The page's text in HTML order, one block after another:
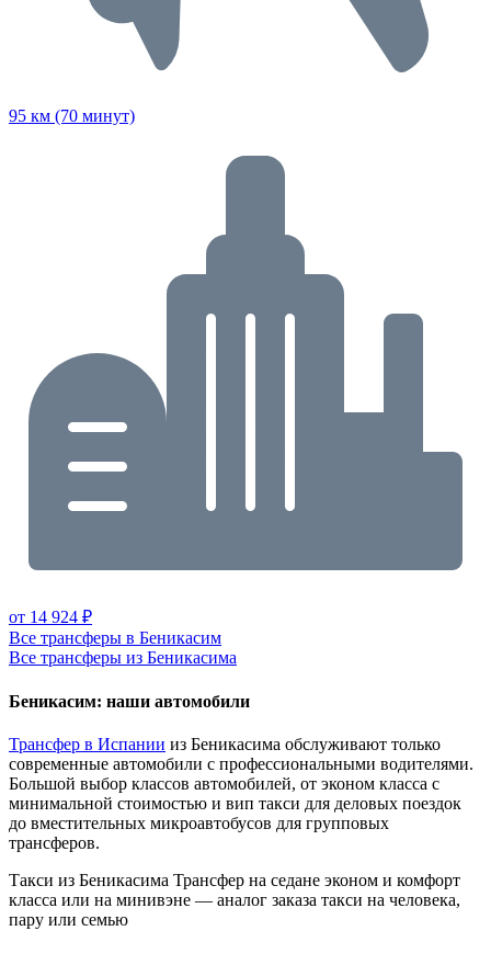
95 км (70 минут)
от 14 924 ₽
Все трансферы в Беникасим
Все трансферы из Беникасима
Беникасим: наши автомобили
Трансфер в Испании из Беникасима обслуживают только
современные автомобили с профессиональными водителями.
Большой выбор классов автомобилей, от эконом класса с
минимальной стоимостью и вип такси для деловых поездок
до вместительных микроавтобусов для групповых
трансферов.
Такси из Беникасима Трансфер на седане эконом и комфорт
класса или на минивэне — аналог заказа такси на человека,
пару или семью